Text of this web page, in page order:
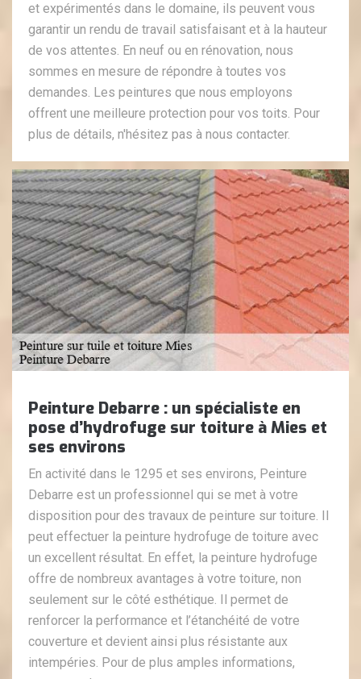
et expérimentés dans le domaine, ils peuvent vous
garantir un rendu de travail satisfaisant et à la hauteur
de vos attentes. En neuf ou en rénovation, nous
sommes en mesure de répondre à toutes vos
demandes. Les peintures que nous employons
offrent une meilleure protection pour vos toits. Pour
plus de détails, n'hésitez pas à nous contacter.
Peinture Debarre : un spécialiste en
pose d’hydrofuge sur toiture à Mies et
ses environs
En activité dans le 1295 et ses environs, Peinture
Debarre est un professionnel qui se met à votre
disposition pour des travaux de peinture sur toiture. Il
peut effectuer la peinture hydrofuge de toiture avec
un excellent résultat. En effet, la peinture hydrofuge
offre de nombreux avantages à votre toiture, non
seulement sur le côté esthétique. Il permet de
renforcer la performance et l’étanchéité de votre
couverture et devient ainsi plus résistante aux
intempéries. Pour de plus amples informations,